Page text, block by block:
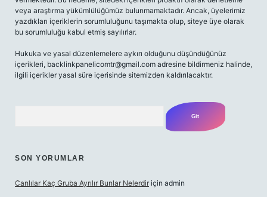
veya araştırma yükümlülüğümüz bulunmamaktadır. Ancak, üyelerimiz
yazdıkları içeriklerin sorumluluğunu taşımakta olup, siteye üye olarak
bu sorumluluğu kabul etmiş sayılırlar.
Hukuka ve yasal düzenlemelere aykırı olduğunu düşündüğünüz
içerikleri, backlinkpanelicomtr@gmail.com adresine bildirmeniz halinde,
ilgili içerikler yasal süre içerisinde sitemizden kaldırılacaktır.
SON YORUMLAR
Canlılar Kaç Gruba Ayrılır Bunlar Nelerdir için admin